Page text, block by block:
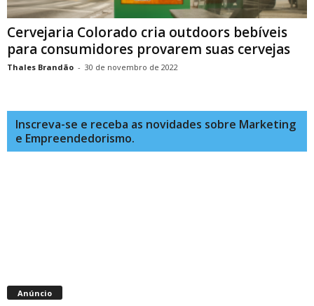
Cervejaria Colorado cria outdoors bebíveis
para consumidores provarem suas cervejas
Thales Brandão - 30 de novembro de 2022
Inscreva-se e receba as novidades sobre Marketing
e Empreendedorismo.
Anúncio